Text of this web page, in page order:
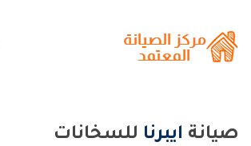
صيانة ايبرنا للسخانات